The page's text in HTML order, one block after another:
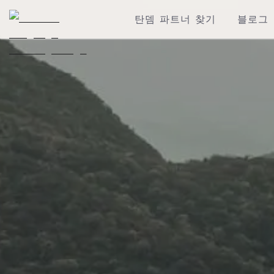
탄뎀 파트너 찾기 블로그